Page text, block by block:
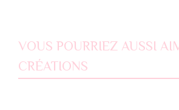
VOUS POURRIEZ AUSSI
CRÉATIONS